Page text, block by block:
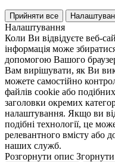
Прийняти все
Налаштування
Коли Ви відвідуєте веб-
інформація може
допомогою Вашого
Вам вирішувати, як Ви
можете самостійно
файлів cookie або
заголовки окремих
налаштування. Якщо ви
подібні технології, це
релевантного вмісту або
наших служб.
Розгорнути опис